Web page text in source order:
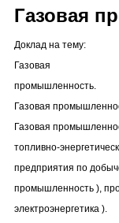
Газовая
Доклад на тему:
Газовая
промышленность.
Газовая
Газовая
топливно-
предприятия по
промышленность ),
электроэнергетика ).